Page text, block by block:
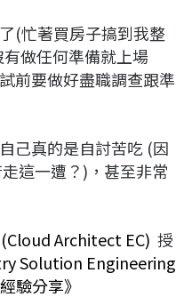
(忙著買房子搞到我整
做任何準備就上場
前要做好盡職調查跟準
己真的是自討苦吃 (因
這一遭？)，甚至非常
Architect EC) 授
Solution Engineering
驗分享》